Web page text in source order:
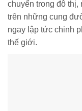
chuyển trong đô
trên những cung
ngay lập tức chinh
thế giới.